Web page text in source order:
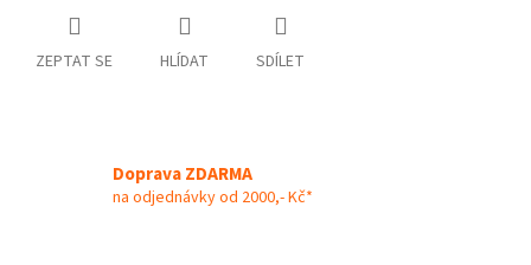
ZEPTAT SE HLÍDAT SDÍLET
Doprava ZDARMA
na odjednávky od 2000,- Kč*